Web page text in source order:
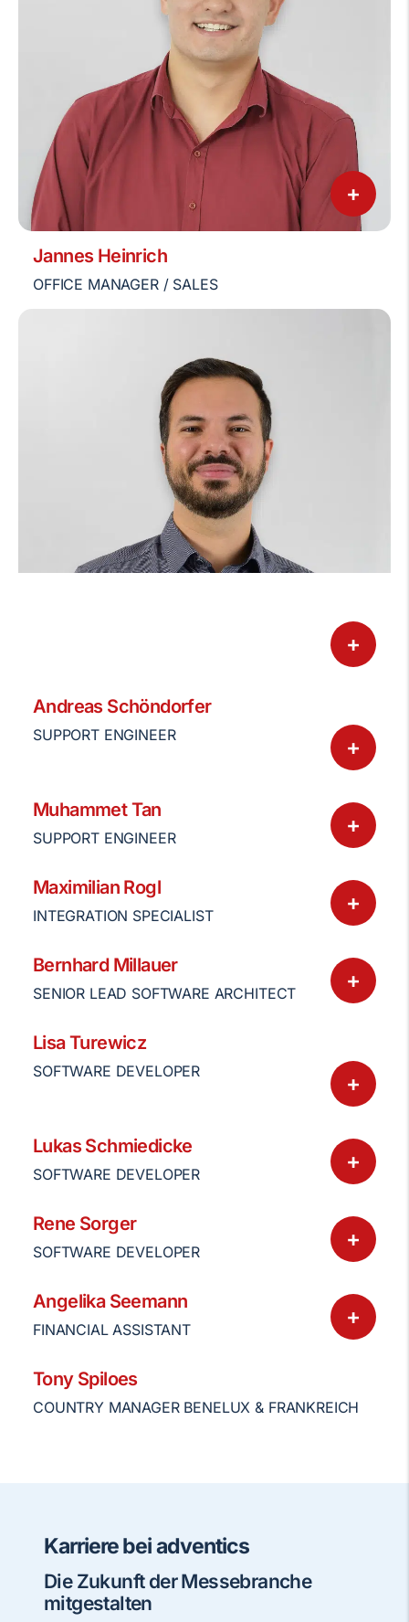
+
Jannes Heinrich
OFFICE MANAGER / SALES
+
Andreas Schöndorfer
SUPPORT ENGINEER +
Muhammet Tan
SUPPORT ENGINEER +
Maximilian Rogl
INTEGRATION SPECIALIST +
Bernhard Millauer
SENIOR LEAD SOFTWARE ARCHITECT +
Lisa Turewicz
SOFTWARE DEVELOPER +
Lukas Schmiedicke
SOFTWARE DEVELOPER +
Rene Sorger
SOFTWARE DEVELOPER +
Angelika Seemann
FINANCIAL ASSISTANT +
Tony Spiloes
COUNTRY MANAGER BENELUX & FRANKREICH
Karriere bei adventics
Die Zukunft der Messebranche
mitgestalten